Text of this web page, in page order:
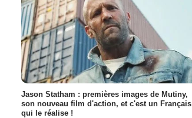
Jason Statham : premières images de Mutiny,
son nouveau film d'action, et c'est un Français
qui le réalise !